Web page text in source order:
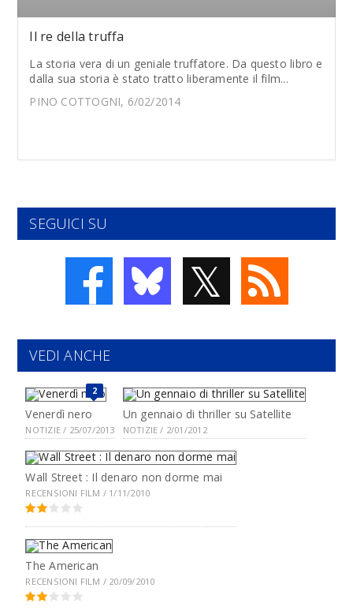
Il re della truffa
La storia vera di un geniale truffatore. Da questo libro e
dalla sua storia è stato tratto liberamente il film...
PINO COTTOGNI, 6/02/2014
SEGUICI SU
𝕏
VEDI ANCHE
2
Venerdì nero
NOTIZIE / 25/07/2013
Un gennaio di thriller su Satellite
NOTIZIE / 2/01/2012
Wall Street : Il denaro non dorme mai
RECENSIONI FILM / 1/11/2010
The American
RECENSIONI FILM / 20/09/2010